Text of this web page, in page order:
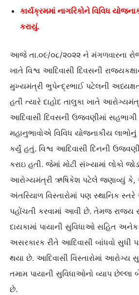
કાર્યક્રમમાં નાગરિકોને વિવિધ
કરાયું.
આજે તા.૦૯/૦૮/૨૦૨૨ ને મંગળવારના રોજ
ખાતે વિશ્વ આદિવાસી દિવસની
મુખ્યમંત્રી ભુપેન્દ્રભાઈ પટેલની
હતી ત્યારે દાહોદ તાલુકા ખાતે
આદિવાસી દિવસની ઉજવણીમાં
મહાનુભાવોએ વિવિધ યોજનાકીય લાભોનું
કર્યું હતું. વિશ્વ આદિવાસી દિનની
કરાઇ હતી. જેમાં મોટી સંખ્યામાં લોકો
આરોગ્યમંત્રી ઋષિકેશ પટેલે જણાવ્યું કે,
અંતરિયાળ વિસ્તારોમાં પણ સ્થાનિક
પહોંચતી કરવામાં આવી છે. તેમજ રાજ્ય
દાયકામાં પાયાની સુવિધાઓ સહિત
અસરકારક રીતે આદિવાસી બાંધવો સુધી
થયા છે. આદિવાસી વિસ્તારોમાં આરોગ્ય
તમામ પાયાની સુવિધાઓનો વ્યાપ છેલ્લા બે
છે.